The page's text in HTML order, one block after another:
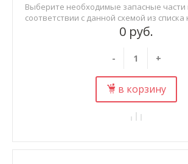
0 руб.
- +
в корзину
Выберите необходимые запасные части
соответствии с данной схемой из списка